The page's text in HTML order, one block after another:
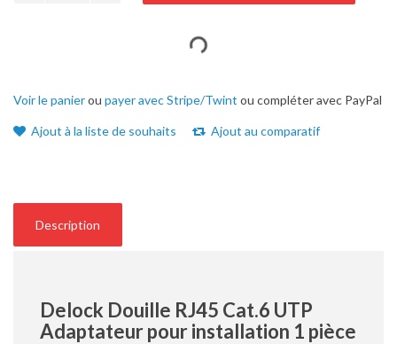
Voir le panierou payer avec Stripe/Twint ou compléter avec PayPal
Ajout à la liste de souhaits Ajout au comparatif
Description
Delock Douille RJ45 Cat.6 UTP
Adaptateur pour installation 1 pièce